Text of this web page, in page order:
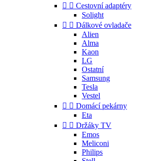
  Cestovní adaptéry
Solight
  Dálkové ovladače
Alien
Alma
Kaon
LG
Ostatní
Samsung
Tesla
Vestel
  Domácí pekárny
Eta
  Držáky TV
Emos
Meliconi
Philips